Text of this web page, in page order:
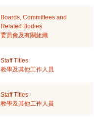
Boards, Committees and
Related Bodies
委員會及有關組織
Staff Titles
教學及其他工作人員
Staff Titles
教學及其他工作人員